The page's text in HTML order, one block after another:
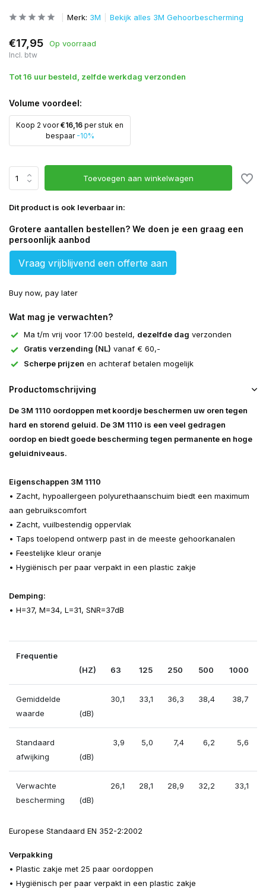
Merk: 3M Bekijk alles 3M Gehoorbescherming
€17,95 Op voorraad
Incl. btw
Tot 16 uur besteld, zelfde werkdag verzonden
Volume voordeel:
Koop 2 voor€16,16 per stuk en
bespaar -10%
Toevoegen aan winkelwagen
Dit product is ook leverbaar in:
Grotere aantallen bestellen? We doen je een graag een
persoonlijk aanbod
Vraag vrijblijvend een offerte aan
Buy now, pay later
Wat mag je verwachten?
Ma t/m vrij voor 17:00 besteld, dezelfde dag verzonden
Gratis verzending (NL) vanaf € 60,-
Scherpe prijzen en achteraf betalen mogelijk
Productomschrijving
De 3M 1110 oordoppen met koordje beschermen uw oren tegen
hard en storend geluid. De 3M 1110 is een veel gedragen
oordop en biedt goede bescherming tegen permanente en hoge
geluidniveaus.
Eigenschappen 3M 1110
• Zacht, hypoallergeen polyurethaanschuim biedt een maximum
aan gebruikscomfort
• Zacht, vuilbestendig oppervlak
• Taps toelopend ontwerp past in de meeste gehoorkanalen
• Feestelijke kleur oranje
• Hygiënisch per paar verpakt in een plastic zakje
Demping:
• H=37, M=34, L=31, SNR=37dB
Frequentie
(HZ)
63 125 250 500 1000
Gemiddelde
waarde
(dB)
30,1 33,1 36,3 38,4 38,7
Standaard
afwijking
(dB)
3,9 5,0 7,4 6,2 5,6
Verwachte
bescherming
(dB)
26,1 28,1 28,9 32,2 33,1
Europese Standaard EN 352-2:2002
Verpakking
• Plastic zakje met 25 paar oordoppen
• Hygiënisch per paar verpakt in een plastic zakje